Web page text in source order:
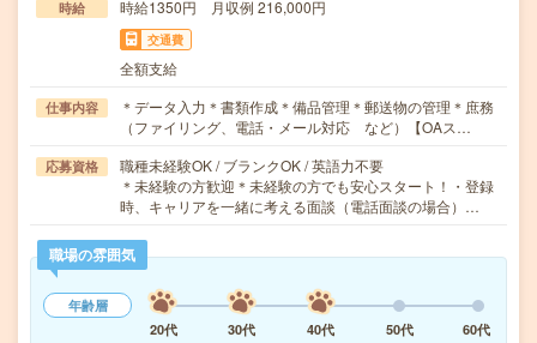
時給 時給1350円 月収例 216,000円
交通費
全額支給
仕事内容
＊データ入力＊書類作成＊備品管理＊郵送物の管理＊庶務
（ファイリング、電話・メール対応 など）【OAス…
応募資格
職種未経験OK / ブランクOK / 英語力不要
＊未経験の方歓迎＊未経験の方でも安心スタート！・登録
時、キャリアを一緒に考える面談（電話面談の場合）…
職場の雰囲気
年齢層
20代
30代 40代 50代
60代